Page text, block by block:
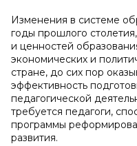
Изменения в системе
годы прошлого
и ценностей
экономических и
стране, до сих пор
эффективность
педагогической
требуется педагоги,
программы
развития.